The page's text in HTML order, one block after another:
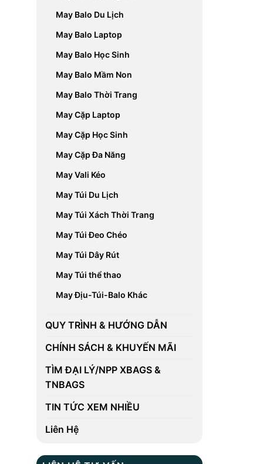
May Balo Du Lịch
May Balo Laptop
May Balo Học Sinh
May Balo Mầm Non
May Balo Thời Trang
May Cặp Laptop
May Cặp Học Sinh
May Cặp Đa Năng
May Vali Kéo
May Túi Du Lịch
May Túi Xách Thời Trang
May Túi Đeo Chéo
May Túi Dây Rút
May Túi thể thao
May Địu-Túi-Balo Khác
QUY TRÌNH & HƯỚNG DẪN
CHÍNH SÁCH & KHUYẾN MÃI
TÌM ĐẠI LÝ/NPP XBAGS &
TNBAGS
TIN TỨC XEM NHIỀU
Liên Hệ